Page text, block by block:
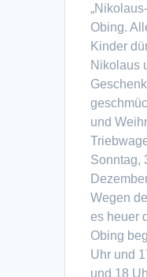
Obing.
Kinder
Nikolaus
und
Sonntag,
Wegen
es heuer
Obing
Uhr und
und 18